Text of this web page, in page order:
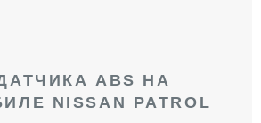
ABS НА
NISSAN PATROL